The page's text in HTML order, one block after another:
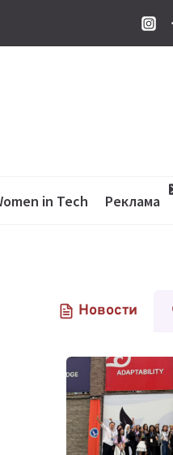
in Tech Реклама
Новости